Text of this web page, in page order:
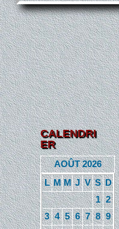
CALENDRI
ER
AOÛT 2026
L M M J V S D
1 2
3 4 5 6 7 8 9